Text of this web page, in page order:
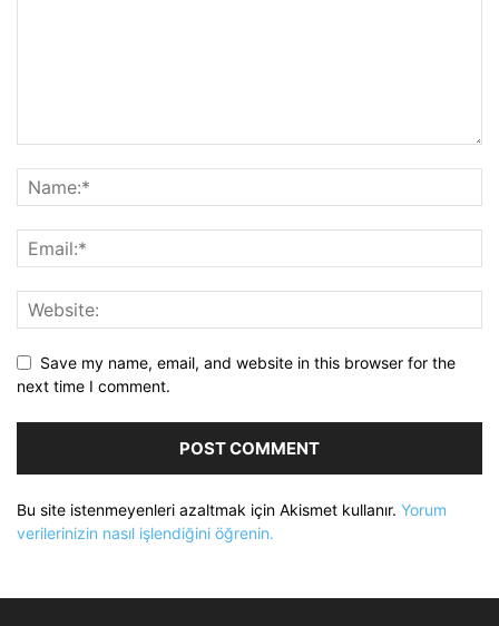
Save my name, email, and website in this browser for the
next time I comment.
Bu site istenmeyenleri azaltmak için Akismet kullanır. Yorum
verilerinizin nasıl işlendiğini öğrenin.